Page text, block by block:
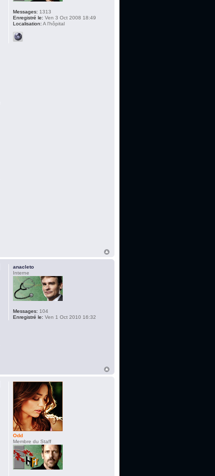
Messages: 1313
Enregistré le: Ven 3 Oct 2008 18:49
Localisation: A l'hôpital
anacleto
Interne
Messages: 104
Enregistré le: Ven 1 Oct 2010 16:32
Odd
Membre du Staff